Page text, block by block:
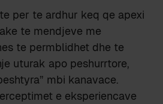
per te ardhur keq qe apexi
te mendjeve me
te permblidhet dhe te
uturak apo peshurrtore,
mbi kanavace.
e eksperiencave